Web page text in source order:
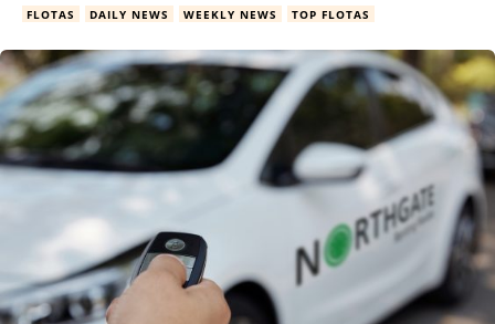
FLOTAS DAILY NEWS WEEKLY NEWS TOP FLOTAS